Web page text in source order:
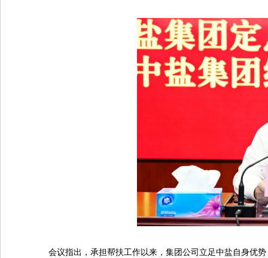
会议指出，承担帮扶工作以来，集团公司立足中盐自身优势